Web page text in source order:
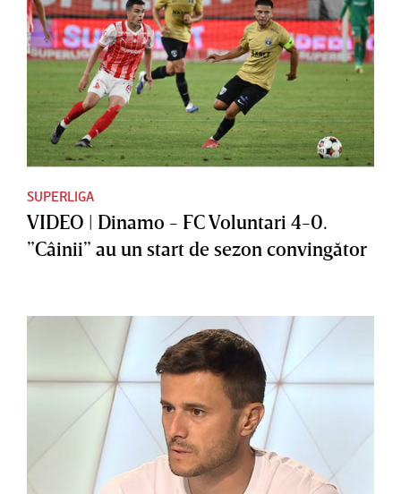
SUPERLIGA
VIDEO | Dinamo - FC Voluntari 4-0.
”Câinii” au un start de sezon convingător